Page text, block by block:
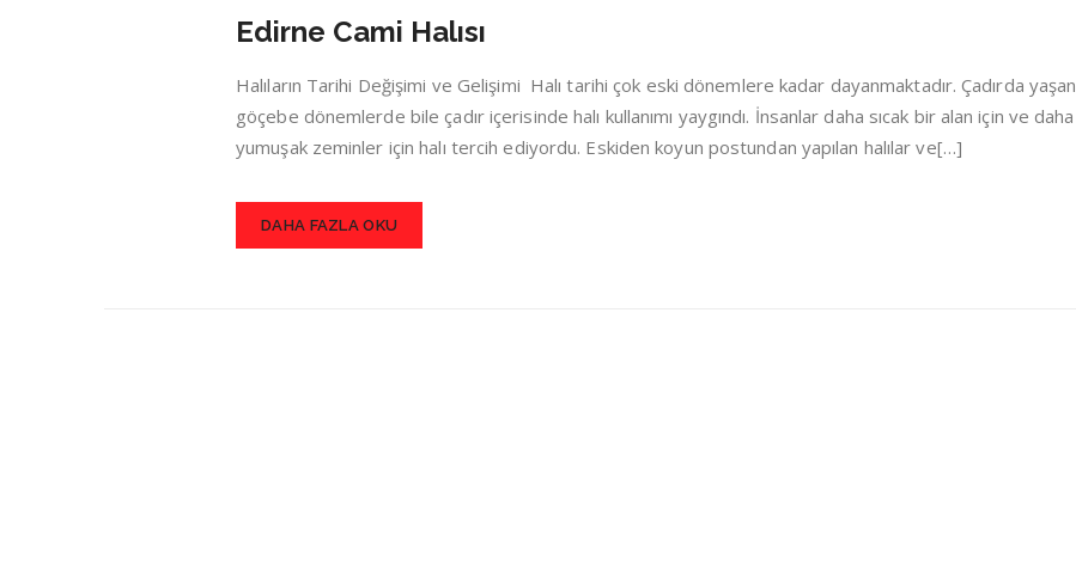
Edirne Cami Halısı
Halıların Tarihi Değişimi ve Gelişimi Halı tarihi çok eski dönemlere kadar dayanmaktadır. Çadırda
göçebe dönemlerde bile çadır içerisinde halı kullanımı yaygındı. İnsanlar daha sıcak bir alan için ve daha
yumuşak zeminler için halı tercih ediyordu. Eskiden koyun postundan yapılan halılar ve[…]
DAHA FAZLA OKU